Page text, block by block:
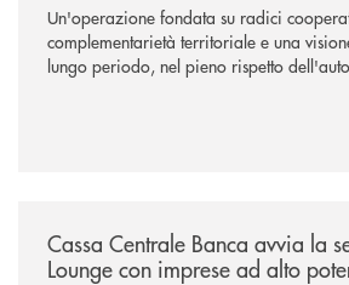
Un'operazione fondata su radici
complementarietà territoriale e una
lungo periodo, nel pieno rispetto
negoziazione esclusiva per la
Cassa Centrale Banca avvia la
Lounge con imprese ad alto